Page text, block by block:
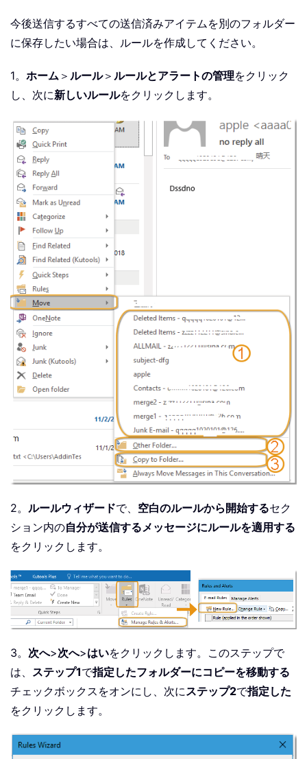
今後送信するすべての送信済みアイテムを別のフォルダー
に保存したい場合は、ルールを作成してください。
1。 ホーム ＞ ルール＞ ルールとアラートの管理をクリック
し、次に新しいルールをクリックします。
2。 ルールウィザードで、 空白のルールから開始するセク
ション内の自分が送信するメッセージにルールを適用する
をクリックします。
3。 次へ>次へ>はいをクリックします。このステップで
は、 ステップ1で指定したフォルダーにコピーを移動する
チェックボックスをオンにし、次に ステップ2で指定した
をクリックします。